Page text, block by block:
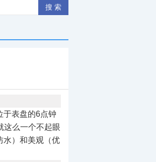
于表盘的6点钟
这么一个不起眼
水）和美观（优